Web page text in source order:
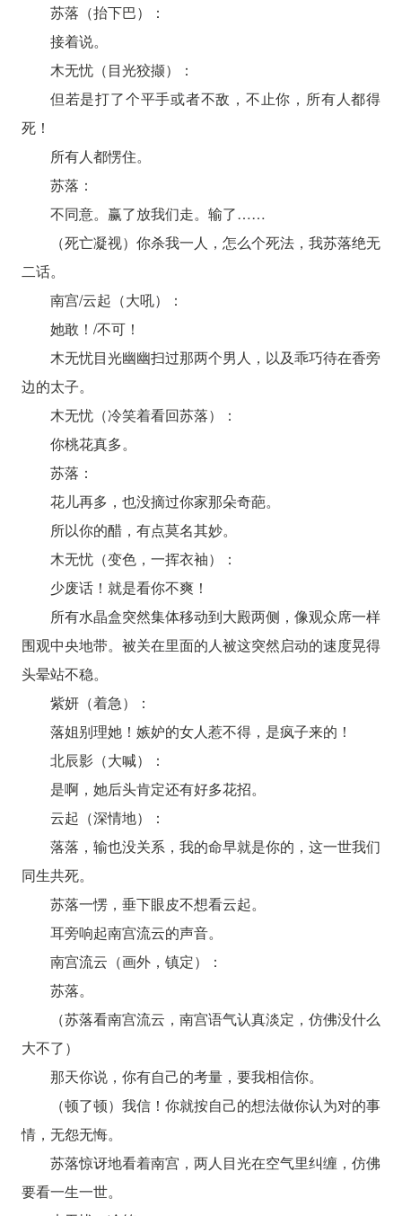
苏落（抬下巴）：
接着说。
木无忧（目光狡撷）：
但若是打了个平手或者不敌，不止你，所有人都得
死！
所有人都愣住。
苏落：
不同意。赢了放我们走。输了……
（死亡凝视）你杀我一人，怎么个死法，我苏落绝无
二话。
南宫/云起（大吼）：
她敢！/不可！
木无忧目光幽幽扫过那两个男人，以及乖巧待在香旁
边的太子。
木无忧（冷笑着看回苏落）：
你桃花真多。
苏落：
花儿再多，也没摘过你家那朵奇葩。
所以你的醋，有点莫名其妙。
木无忧（变色，一挥衣袖）：
少废话！就是看你不爽！
所有水晶盒突然集体移动到大殿两侧，像观众席一样
围观中央地带。被关在里面的人被这突然启动的速度晃得
头晕站不稳。
紫妍（着急）：
落姐别理她！嫉妒的女人惹不得，是疯子来的！
北辰影（大喊）：
是啊，她后头肯定还有好多花招。
云起（深情地）：
落落，输也没关系，我的命早就是你的，这一世我们
同生共死。
苏落一愣，垂下眼皮不想看云起。
耳旁响起南宫流云的声音。
南宫流云（画外，镇定）：
苏落。
（苏落看南宫流云，南宫语气认真淡定，仿佛没什么
大不了）
那天你说，你有自己的考量，要我相信你。
（顿了顿）我信！你就按自己的想法做你认为对的事
情，无怨无悔。
苏落惊讶地看着南宫，两人目光在空气里纠缠，仿佛
要看一生一世。